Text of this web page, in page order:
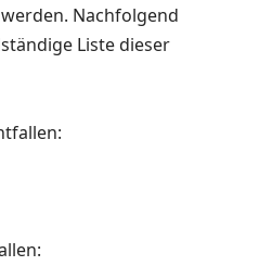
Nachfolgend
Liste dieser